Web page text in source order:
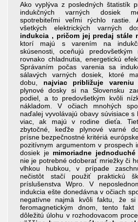
Ako vyplýva z posledných štatistík
indukčných varných dosiek
spotrebiteľmi veľmi rýchlo rastie.
všetkých elektrických varných
indukcia , pričom jej predaj stále
ktorí majú s varením na
skúsenosti, oceňujú
rovnako chladnutia, energetickú
Správaním počas varenia sa
sálavých varných dosiek, ktoré
dobu, najviac približuje
plynové dosky si na Slovensku
podiel, a to predovšetkým kvôli
nákladom. V očiach mnohých
naďalej vyvolávajú obavy súvisiace
viac, ak majú v rodine dieťa.
zbytočné, keďže plynové varné
prísne bezpečnostné kritériá
pozitívnym argumentom v prospech
dosiek jemimoriadne jednoduché
nie je potrebné odoberať mriežky či
vlhkou hubkou, v prípade
nečistôt stačí použiť praktickú
príslušenstva Wpro. V
indukcia ešte donedávna v očiach
negatívne najmä kvôli faktu, že
feromagnetickým dnom, tento
dôležitú úlohu v rozhodovacom